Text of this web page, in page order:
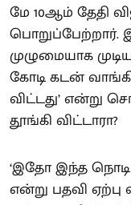
மே 10ஆம் தேதி
பொறுப்பேற்றார்.
முழுமையாக
கோடி கடன்
விட்டது’ என்று
தூங்கி விட்டாரா?
‘இதோ இந்த நொடி
என்று பதவி